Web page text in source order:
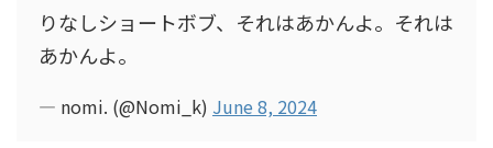
りなしショートボブ、それはあかんよ。それは
あかんよ。
— nomi. (@Nomi_k) June 8, 2024